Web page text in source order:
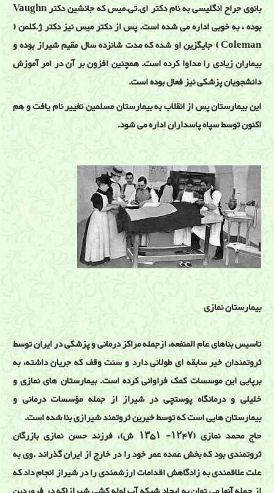
بانوی جراح انگلیسی به نام دکتر ای.تی.میس که جانشین دکتر Vaughn
بوده ، به خوبی اداره می شده است. پس از دکتر میس نیز دکتر ژ.کلمن (
Coleman ) جایگزین او شده که مدت شانزده سال مقیم شیراز بوده و
بیماران زیادی را مداوا کرده است. همچنین افزون بر آن در امر آموزش
دانشجویان پزشکی نیز فعال بوده است.
این بیمارستان پس از انقلاب به بیمارستان مسلمین تغییر نام یافت و هم
اکنون توسط سپاه پاسداران اداره می شود.
بیمارستان نمازی
تاسیس بناهای عام المنفعه، ازجمله مراکز درمانی و پزشکی در ایران توسط
ثروتمندان خیر سابقه ای طولانی دارد و سنت وقف که جریان داشته، به
برپایی این موسسات کمک فراوانی کرده است. بیمارستان های نمازی و
خلیلی و درمانگاه پوستچی در شیراز از جمله مؤسسات درمانی و
بیمارستان هایی است که توسط خیرین ثروتمند شیرازی بنا شده است.
حاج محمد نمازی (۱۲۴۷- ۱۳۵۱ ش)، فرزند حسن نمازی بازرگان
ثروتمندی بود که بخش عمده عمر خود را در خارج از ایران گذراند .وی به
علت علاقمندی به زادگاهش اقدامات ارزشمندی را در شیراز انجام داد که